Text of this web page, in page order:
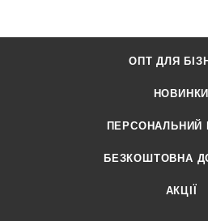
ОПТ ДЛЯ
НОВИНКИ
ПЕРСОНАЛЬНИЙ
БЕЗКОШТОВНА
АКЦІЇ